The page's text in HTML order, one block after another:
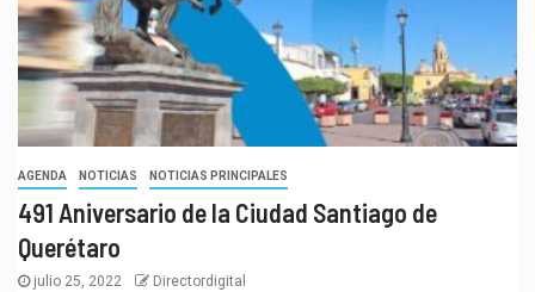
AGENDA NOTICIAS NOTICIAS PRINCIPALES
491 Aniversario de la Ciudad Santiago de
Querétaro
julio 25, 2022 Directordigital